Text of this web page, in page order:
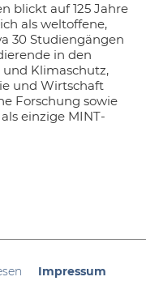
blickt auf 125 Jahre
als weltoffene,
30 Studiengängen
in den
und Klimaschutz,
und Wirtschaft
Forschung sowie
einzige MINT-
Impressum